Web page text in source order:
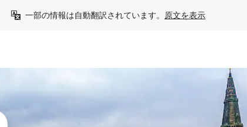
一部の情報は自動翻訳されています。 原文を表示